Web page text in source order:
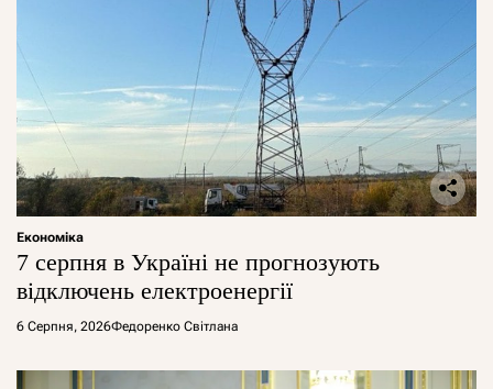
Економіка
7 серпня в Україні не прогнозують
відключень електроенергії
6 Серпня, 2026Федоренко Світлана